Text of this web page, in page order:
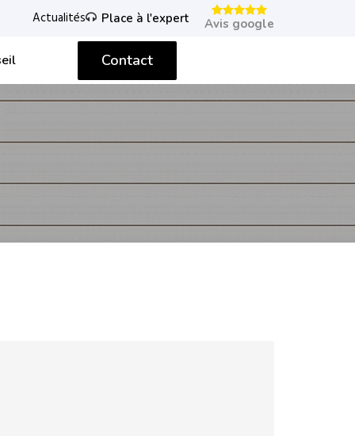
Actualités Place à l'expert Avis google
Contact